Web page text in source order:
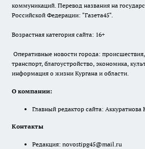
коммуникаций. Перевод названия на
Российской Федерации: "Газета45".
Возрастная категория сайта: 16+
Оперативные новости города:
транспорт, благоустройство, экономика,
информация о жизни Кургана и области.
О компании:
Главный редактор сайта: Аккуратнова
Контакты
Редакция: novostipg45@mail.ru